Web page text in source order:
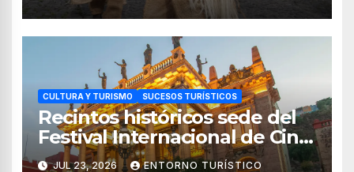
CULTURA Y TURISMO SUCESOS TURÍSTICOS
Recintos históricos sede del
Festival Internacional de Cine
Guanajuato 2026
JUL 23, 2026 ENTORNO TURÍSTICO